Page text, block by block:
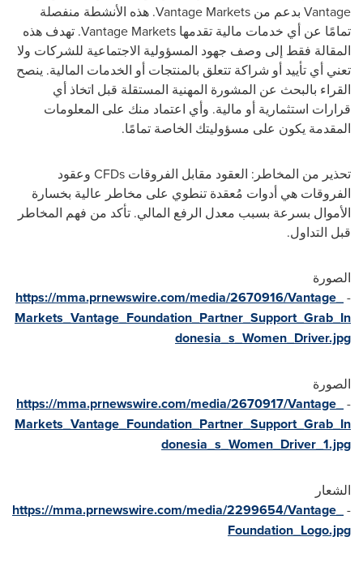
Vantage بدعم من Vantage Markets. هذه الأنشطة منفصلة
تمامًا عن أي خدمات مالية تقدمها Vantage Markets. تهدف هذه
المقالة فقط إلى وصف جهود المسؤولية الاجتماعية للشركات ولا
تعني أي تأييد أو شراكة تتعلق بالمنتجات أو الخدمات المالية. ينصح
القراء بالبحث عن المشورة المهنية المستقلة قبل اتخاذ أي
قرارات استثمارية أو مالية. وأي اعتماد منك على المعلومات
المقدمة يكون على مسؤوليتك الخاصة تمامًا.
تحذير من المخاطر: العقود مقابل الفروقات CFDs وعقود
الفروقات هي أدوات مُعقدة تنطوي على مخاطر عالية بخسارة
الأموال بسرعة بسبب معدل الرفع المالي. تأكد من فهم المخاطر
قبل التداول.
الصورة
-
https://mma.prnewswire.com/media/2670916/Vantage_
Markets_Vantage_Foundation_Partner_Support_Grab_In
donesia_s_Women_Driver.jpg
الصورة
-
https://mma.prnewswire.com/media/2670917/Vantage_
Markets_Vantage_Foundation_Partner_Support_Grab_In
donesia_s_Women_Driver_1.jpg
الشعار
-
https://mma.prnewswire.com/media/2299654/Vantage_
Foundation_Logo.jpg